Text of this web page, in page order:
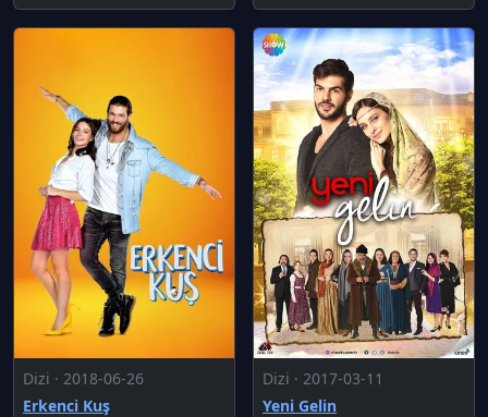
Dizi · 2018-06-26
Erkenci Kuş
Dizi · 2017-03-11
Yeni Gelin